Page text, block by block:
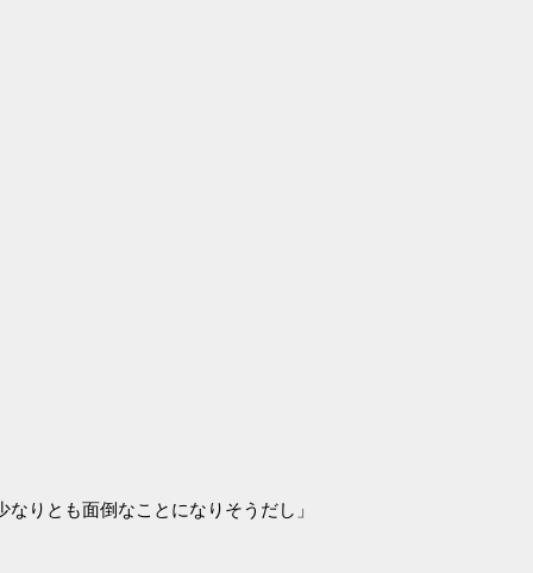
りとも面倒なことになりそうだし」